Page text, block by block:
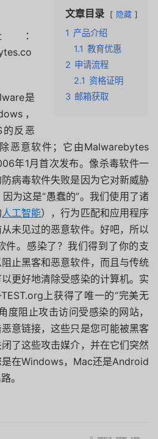
文章目录 隐藏
1 产品介绍
1.1 教育优惠
2 申请流程
2.1 资格证明
3 邮箱获取
是
，
的反恶
恶意软件；它由Malwarebytes
年1月首次发布。像杀毒软件一
病毒软件失败是因为它对新威胁
为这是“愚蠢的”。我们使用了诸
人工智能），行为匹配和应用程序
未见过的恶意软件。好吧，所以
件。感染了？我们得到了你的支
止黑客和恶意软件，而且与传统
更好地清除受感染的计算机。实
上获得了唯一的“完美无
度阻止攻击访问受感染的网站，
意链接，这些只是您可能被黑客
了这些攻击媒介，并在它们突然
在Windows，Mac还是Android
。